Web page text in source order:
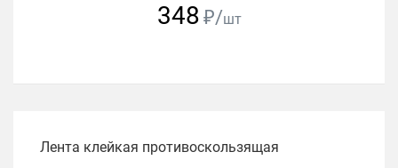
348 ₽/шт
Лента клейкая противоскользящая